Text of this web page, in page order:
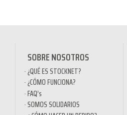
SOBRE NOSOTROS
¿QUÉ ES STOCKNET?
¿CÓMO FUNCIONA?
FAQ’s
SOMOS SOLIDARIOS